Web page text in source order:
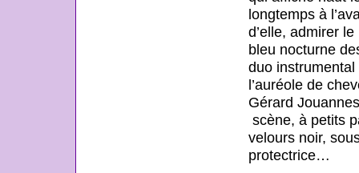
longtemps à
d’elle, admirer
bleu nocturne
duo
l’auréole de
Gérard
scène, à petits
velours noir,
protectrice…